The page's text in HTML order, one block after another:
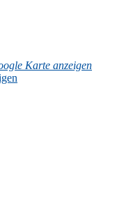
Kar­te anzeigen